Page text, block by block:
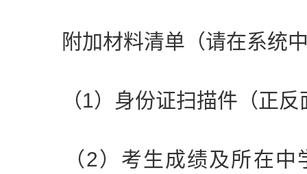
附加材料清单（请在系统中
（1）身份证扫描件（正反
（2）考生成绩及所在中